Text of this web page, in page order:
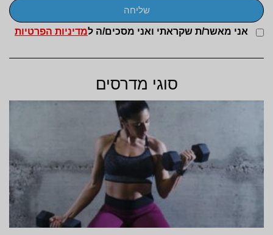
אני מאשר/ת שקראתי ואני מסכים/ה למדיניות הפרטיות
שליחה
סוגי מדרסים